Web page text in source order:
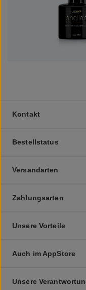
Kontakt
Bestellstatus
Versandarten
Zahlungsarten
Unsere Vorteile
Auch im AppStore
Unsere